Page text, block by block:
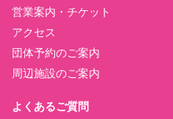
営業案内・チケット
アクセス
団体予約のご案内
周辺施設のご案内
よくあるご質問